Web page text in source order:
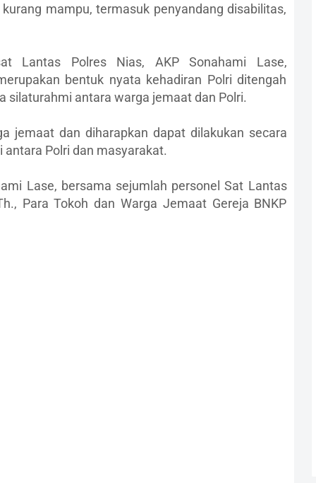
mampu, termasuk penyandang disabilitas,
Lantas Polres Nias, AKP Sonahami Lase,
bentuk nyata kehadiran Polri ditengah
silaturahmi antara warga jemaat dan Polri.
jemaat dan diharapkan dapat dilakukan secara
Polri dan masyarakat.
Lase, bersama sejumlah personel Sat Lantas
Para Tokoh dan Warga Jemaat Gereja BNKP